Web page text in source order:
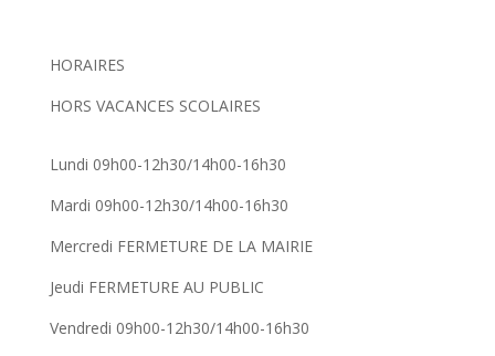
HORAIRES
HORS VACANCES SCOLAIRES
Lundi 09h00-12h30/14h00-16h30
Mardi 09h00-12h30/14h00-16h30
Mercredi FERMETURE DE LA MAIRIE
Jeudi FERMETURE AU PUBLIC
Vendredi 09h00-12h30/14h00-16h30